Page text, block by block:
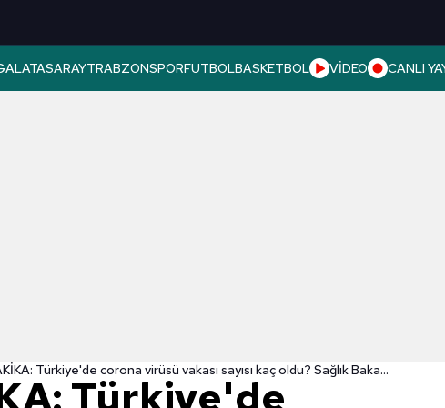
TRABZONSPORFUTBOLBASKETBOL VİDEO CANLI
SON DAKİKA: Türkiye'de corona virüsü vakası sayısı kaç oldu? Sağlık Bakanı Fahrettin Koca açıkladı
Türkiye'de